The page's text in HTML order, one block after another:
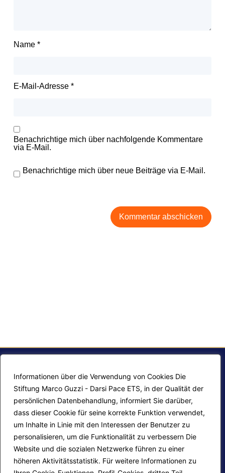
Informationen über die Verwendung von Cookies Die
Stiftung Marco Guzzi - Darsi Pace ETS, in der Qualität der
persönlichen Datenbehandlung, informiert Sie darüber,
dass dieser Cookie für seine korrekte Funktion verwendet,
um Inhalte in Linie mit den Interessen der Benutzer zu
personalisieren, um die Funktionalität zu verbessern Die
Website und die sozialen Netzwerke führen zu einer
höheren Aktivitätsstatistik. Für weitere Informationen zu
Name *
E-Mail-Adresse *
Benachrichtige mich über nachfolgende Kommentare
via E-Mail.
Benachrichtige mich über neue Beiträge via E-Mail.
F.A.Q.
Mappa del sito Calendario corsi